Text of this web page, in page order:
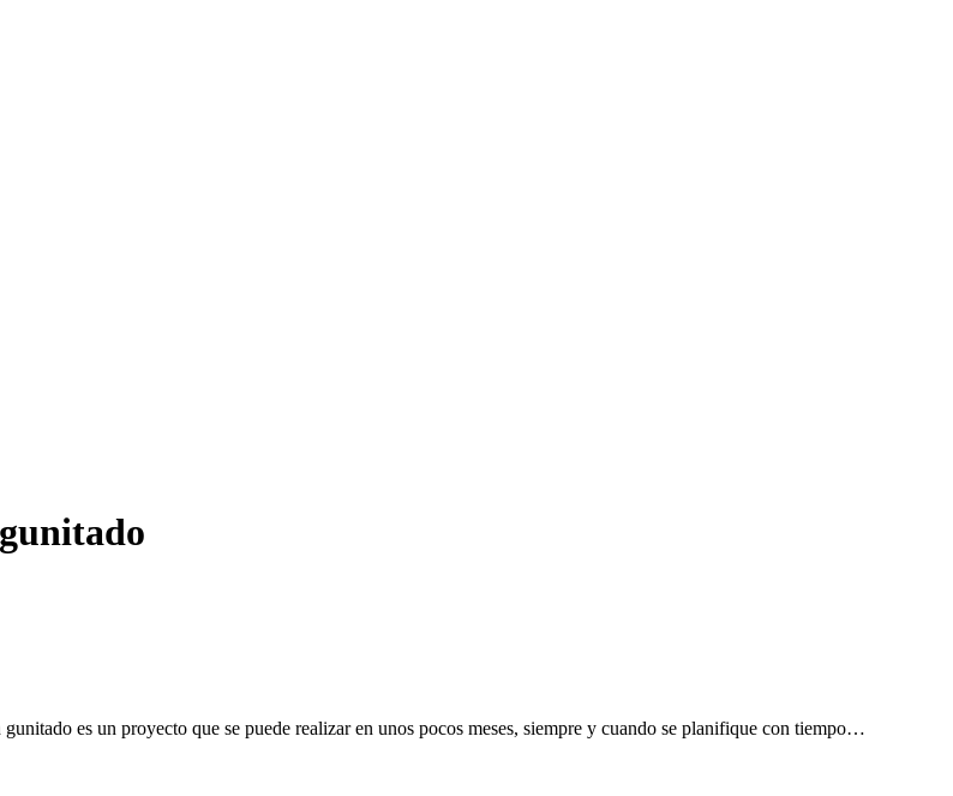
es un proyecto que se puede realizar en unos pocos meses, siempre y cuando se planifique con tiempo…